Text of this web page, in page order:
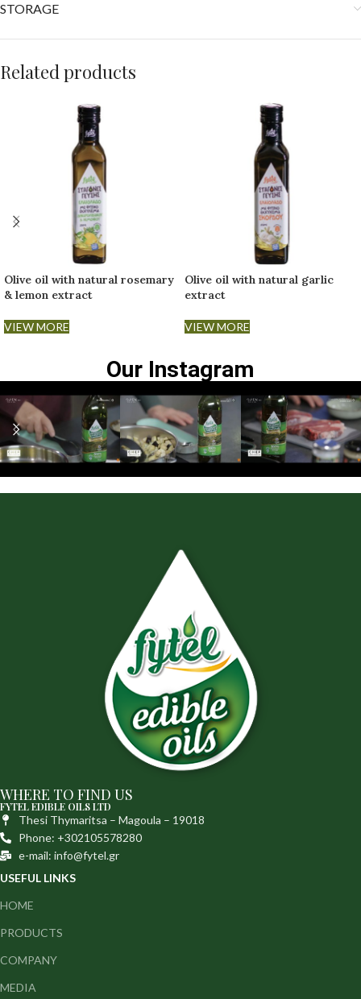
STORAGE
Related products
Olive oil with natural rosemary
& lemon extract
VIEW MORE
Olive oil with natural garlic
extract
VIEW MORE
Our Instagram
WHERE TO FIND US
FYTEL EDIBLE OILS LTD
Thesi Thymaritsa – Magoula – 19018
Phone: +302105578280
e-mail: info@fytel.gr
USEFUL LINKS
HOME
PRODUCTS
COMPANY
MEDIA